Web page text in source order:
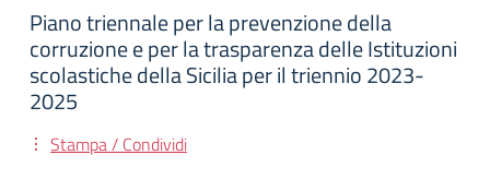
Piano triennale per la prevenzione della
corruzione e per la trasparenza delle Istituzioni
scolastiche della Sicilia per il triennio 2023-
2025
Stampa / Condividi